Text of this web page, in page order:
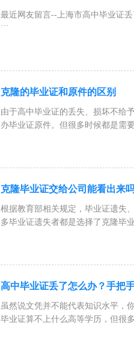
最近网友留言--上海市高中毕业证丢
克隆的毕业证和原件的区别
由于高中毕业证的丢失、损坏不给
办毕业证原件。但很多时候都是需
克隆毕业证交给公司能看出来
根据教育部相关规定，毕业证遗失
多毕业证遗失者都是选择了克隆毕
高中毕业证丢了怎么办？手把
虽然说文凭并不能代表知识水平，
毕业证算不上什么高等学历，但很